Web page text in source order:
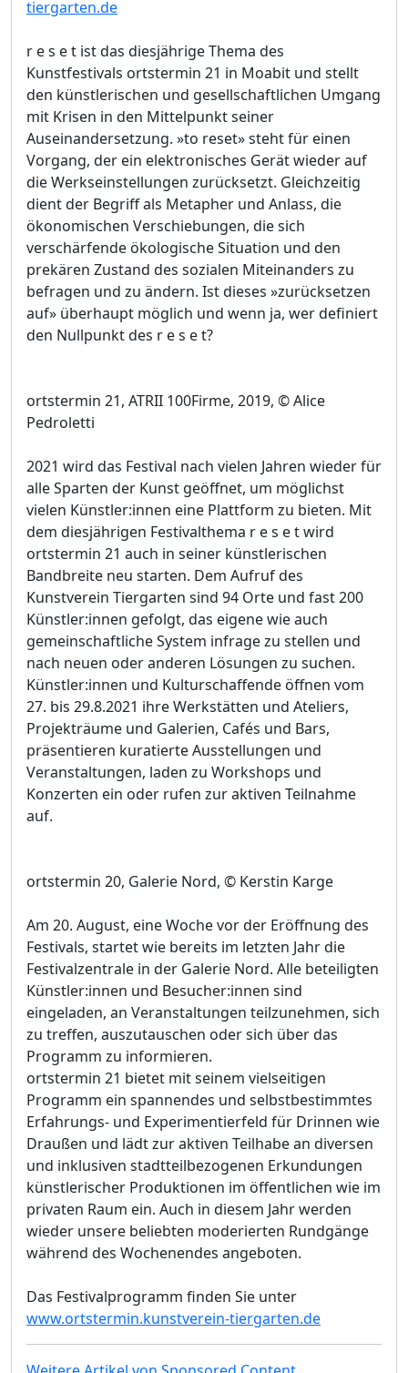
tiergarten.de
r e s e t ist das diesjährige Thema des
Kunstfestivals ortstermin 21 in Moabit und stellt
den künstlerischen und gesellschaftlichen Umgang
mit Krisen in den Mittelpunkt seiner
Auseinandersetzung. »to reset» steht für einen
Vorgang, der ein elektronisches Gerät wieder auf
die Werkseinstellungen zurücksetzt. Gleichzeitig
dient der Begriff als Metapher und Anlass, die
ökonomischen Verschiebungen, die sich
verschärfende ökologische Situation und den
prekären Zustand des sozialen Miteinanders zu
befragen und zu ändern. Ist dieses »zurücksetzen
auf» überhaupt möglich und wenn ja, wer definiert
den Nullpunkt des r e s e t?
ortstermin 21, ATRII 100Firme, 2019, © Alice
Pedroletti
2021 wird das Festival nach vielen Jahren wieder für
alle Sparten der Kunst geöffnet, um möglichst
vielen Künstler:innen eine Plattform zu bieten. Mit
dem diesjährigen Festivalthema r e s e t wird
ortstermin 21 auch in seiner künstlerischen
Bandbreite neu starten. Dem Aufruf des
Kunstverein Tiergarten sind 94 Orte und fast 200
Künstler:innen gefolgt, das eigene wie auch
gemeinschaftliche System infrage zu stellen und
nach neuen oder anderen Lösungen zu suchen.
Künstler:innen und Kulturschaffende öffnen vom
27. bis 29.8.2021 ihre Werkstätten und Ateliers,
Projekträume und Galerien, Cafés und Bars,
präsentieren kuratierte Ausstellungen und
Veranstaltungen, laden zu Workshops und
Konzerten ein oder rufen zur aktiven Teilnahme
auf.
ortstermin 20, Galerie Nord, © Kerstin Karge
Am 20. August, eine Woche vor der Eröffnung des
Festivals, startet wie bereits im letzten Jahr die
Festivalzentrale in der Galerie Nord. Alle beteiligten
Künstler:innen und Besucher:innen sind
eingeladen, an Veranstaltungen teilzunehmen, sich
zu treffen, auszutauschen oder sich über das
Programm zu informieren.
ortstermin 21 bietet mit seinem vielseitigen
Programm ein spannendes und selbstbestimmtes
Erfahrungs- und Experimentierfeld für Drinnen wie
Draußen und lädt zur aktiven Teilhabe an diversen
und inklusiven stadtteilbezogenen Erkundungen
künstlerischer Produktionen im öffentlichen wie im
privaten Raum ein. Auch in diesem Jahr werden
wieder unsere beliebten moderierten Rundgänge
während des Wochenendes angeboten.
Das Festivalprogramm finden Sie unter
www.ortstermin.kunstverein-tiergarten.de